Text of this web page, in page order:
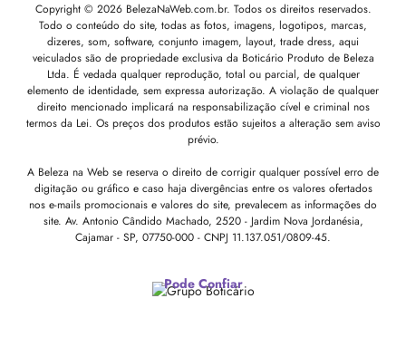
Copyright © 2026 BelezaNaWeb.com.br. Todos os direitos reservados.
Todo o conteúdo do site, todas as fotos, imagens, logotipos, marcas,
dizeres, som, software, conjunto imagem, layout, trade dress, aqui
veiculados são de propriedade exclusiva da Boticário Produto de Beleza
Ltda. É vedada qualquer reprodução, total ou parcial, de qualquer
elemento de identidade, sem expressa autorização. A violação de qualquer
direito mencionado implicará na responsabilização cível e criminal nos
termos da Lei. Os preços dos produtos estão sujeitos a alteração sem aviso
prévio.
A Beleza na Web se reserva o direito de corrigir qualquer possível erro de
digitação ou gráfico e caso haja divergências entre os valores ofertados
nos e-mails promocionais e valores do site, prevalecem as informações do
site. Av. Antonio Cândido Machado, 2520 - Jardim Nova Jordanésia,
Cajamar - SP, 07750-000 - CNPJ 11.137.051/0809-45.
Pode Confiar